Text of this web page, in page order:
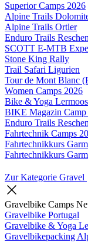
Superior Camps 2026
Alpine Trails
Alpine Trails Ortler
Enduro Trails
SCOTT E-MTB
Stone King Rally
Trail Safari Ligurien
Tour de Mont Blanc
Women Camps 2026
Bike & Yoga
BIKE Magazin Camp
Enduro Trails
Fahrtechnik Camps
Fahrtechnikkurs
Fahrtechnikkurs
Zur Kategorie Gravel
Gravelbike Camps
Gravelbike Portugal
Gravelbike & Yoga
Gravelbikepacking